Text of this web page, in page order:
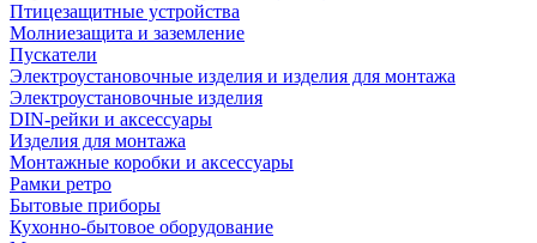
Птицезащитные устройства
Молниезащита и заземление
Пускатели
Электроустановочные изделия и изделия для монтажа
Электроустановочные изделия
DIN-рейки и аксессуары
Изделия для монтажа
Монтажные коробки и аксессуары
Рамки ретро
Бытовые приборы
Кухонно-бытовое оборудование